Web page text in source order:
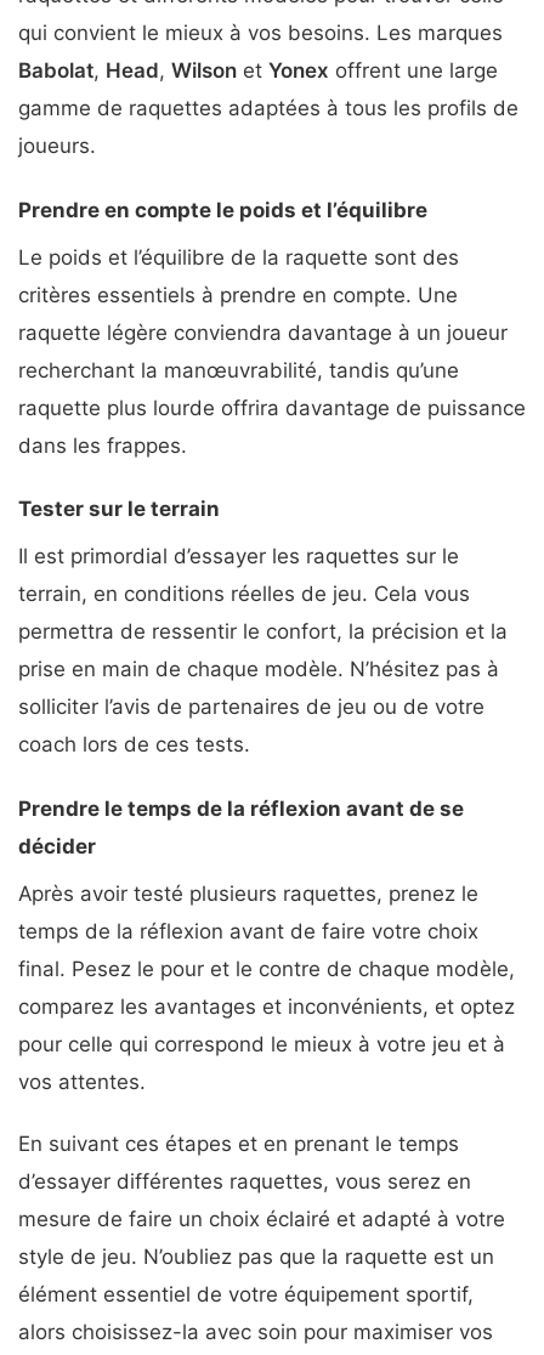
qui convient le mieux à vos besoins. Les marques
Babolat, Head, Wilson et Yonex offrent une large
gamme de raquettes adaptées à tous les profils de
joueurs.
Prendre en compte le poids et l’équilibre
Le poids et l’équilibre de la raquette sont des
critères essentiels à prendre en compte. Une
raquette légère conviendra davantage à un joueur
recherchant la manœuvrabilité, tandis qu’une
raquette plus lourde offrira davantage de puissance
dans les frappes.
Tester sur le terrain
Il est primordial d’essayer les raquettes sur le
terrain, en conditions réelles de jeu. Cela vous
permettra de ressentir le confort, la précision et la
prise en main de chaque modèle. N’hésitez pas à
solliciter l’avis de partenaires de jeu ou de votre
coach lors de ces tests.
Prendre le temps de la réflexion avant de se
décider
Après avoir testé plusieurs raquettes, prenez le
temps de la réflexion avant de faire votre choix
final. Pesez le pour et le contre de chaque modèle,
comparez les avantages et inconvénients, et optez
pour celle qui correspond le mieux à votre jeu et à
vos attentes.
En suivant ces étapes et en prenant le temps
d’essayer différentes raquettes, vous serez en
mesure de faire un choix éclairé et adapté à votre
style de jeu. N’oubliez pas que la raquette est un
élément essentiel de votre équipement sportif,
alors choisissez-la avec soin pour maximiser vos